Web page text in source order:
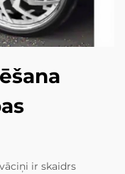
ir skaidrs